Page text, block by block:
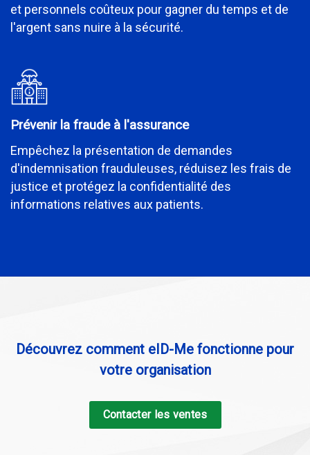
et personnels coûteux pour gagner du temps et de
l'argent sans nuire à la sécurité.
Prévenir la fraude à l'assurance
Empêchez la présentation de demandes
d'indemnisation frauduleuses, réduisez les frais de
justice et protégez la confidentialité des
informations relatives aux patients.
Découvrez comment eID-Me fonctionne pour
votre organisation
Contacter les ventes